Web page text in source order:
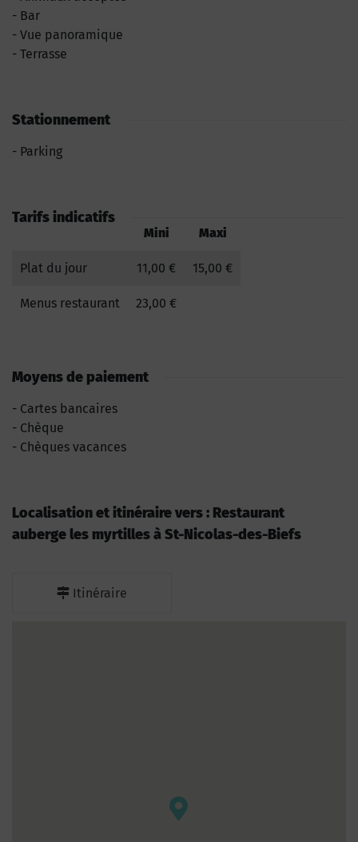
Bar
Vue panoramique
Terrasse
Stationnement
Parking
Tarifs indicatifs
Mini Maxi
Plat du jour 11,00 € 15,00 €
Menus restaurant 23,00 €
Moyens de paiement
Cartes bancaires
Chèque
Chèques vacances
Localisation et itinéraire vers : Restaurant
auberge les myrtilles à St-Nicolas-des-Biefs
Itinéraire